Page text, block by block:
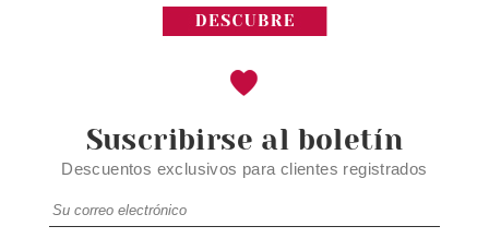
Suscribirse al boletín
Descuentos exclusivos para clientes registrados